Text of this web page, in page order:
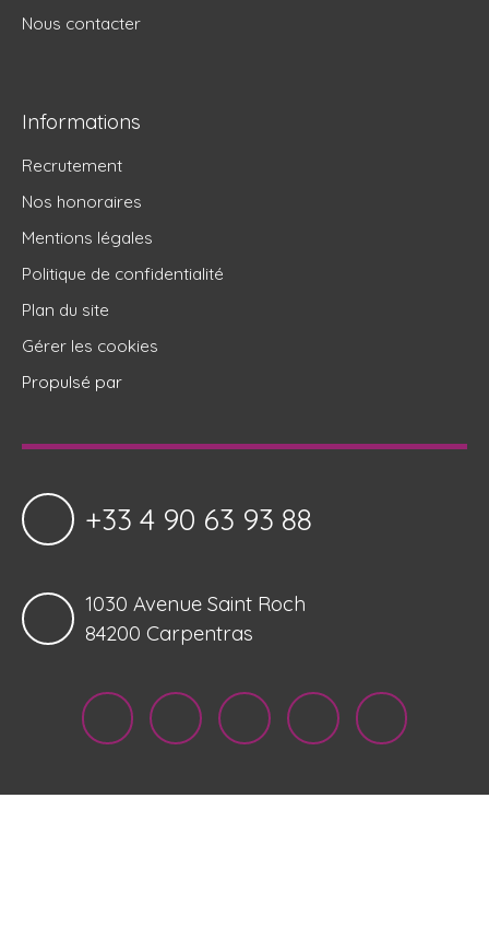
Nous contacter
Informations
Recrutement
Nos honoraires
Mentions légales
Politique de confidentialité
Plan du site
Gérer les cookies
Propulsé par
+33 4 90 63 93 88
1030 Avenue Saint Roch
84200 Carpentras